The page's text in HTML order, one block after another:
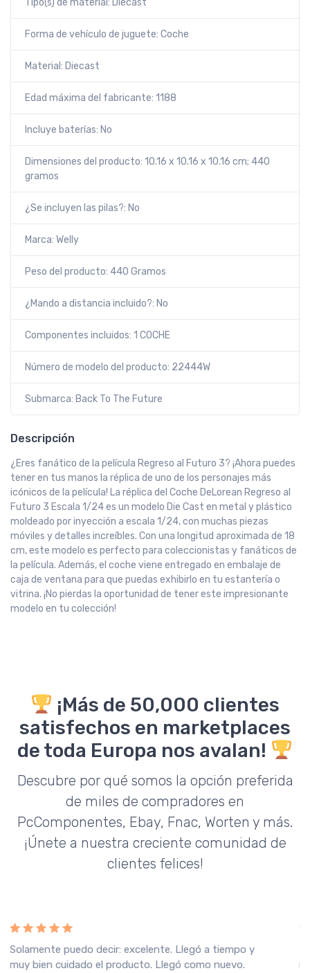
Tipo(s) de material: Diecast
Forma de vehículo de juguete: Coche
Material: Diecast
Edad máxima del fabricante: 1188
Incluye baterías: No
Dimensiones del producto: 10.16 x 10.16 x 10.16 cm; 440
gramos
¿Se incluyen las pilas?: No
Marca: Welly
Peso del producto: 440 Gramos
¿Mando a distancia incluido?: No
Componentes incluidos: 1 COCHE
Número de modelo del producto: 22444W
Submarca: Back To The Future
Descripción
¿Eres fanático de la película Regreso al Futuro 3? ¡Ahora puedes
tener en tus manos la réplica de uno de los personajes más
icónicos de la película! La réplica del Coche DeLorean Regreso al
Futuro 3 Escala 1/24 es un modelo Die Cast en metal y plástico
moldeado por inyección a escala 1/24, con muchas piezas
móviles y detalles increíbles. Con una longitud aproximada de 18
cm, este modelo es perfecto para coleccionistas y fanáticos de
la película. Además, el coche viene entregado en embalaje de
caja de ventana para que puedas exhibirlo en tu estantería o
vitrina. ¡No pierdas la oportunidad de tener este impresionante
modelo en tu colección!
¡Más de 50,000 clientes
satisfechos en marketplaces
de toda Europa nos avalan!
Descubre por qué somos la opción preferida
de miles de compradores en
PcComponentes, Ebay, Fnac, Worten y más.
¡Únete a nuestra creciente comunidad de
clientes felices!
Recebi a encomenda em perfeitas condições, o que
muito agradeço. Recomendo o vendedor.Fnac